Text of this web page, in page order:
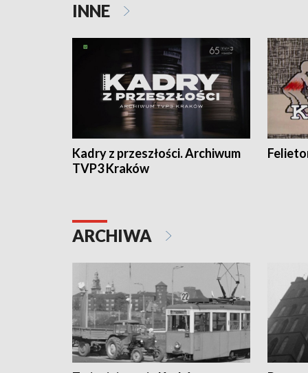
INNE
Kadry z przeszłości. Archiwum
TVP3 Kraków
ARCHIWA